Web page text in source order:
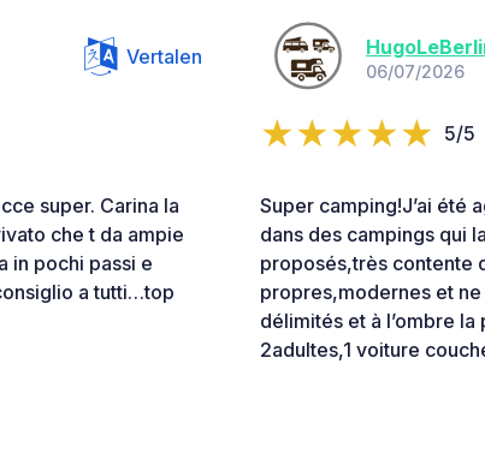
Vertalen
super. Carina la
che t da ampie
in pochi passi e
a tutti…top
06/07/2026
5/5
Super camping!J’ai été
dans des campings qui
proposés,très contente
propres,modernes et
délimités et à l’ombre
2adultes,1 voiture